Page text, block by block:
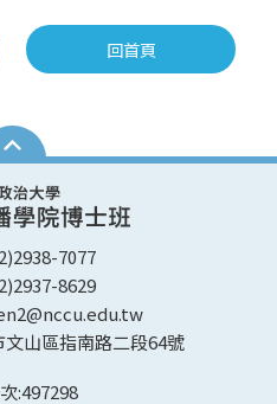
回首頁
7077
8629
文山區指南路二段64號
:497298